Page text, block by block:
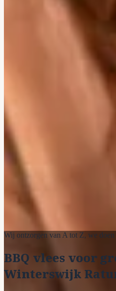
Wij ontzorgen van A tot Z, we doen
BBQ vlees voor
Winterswijk